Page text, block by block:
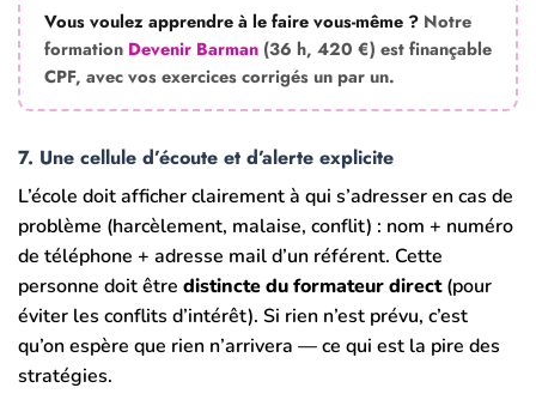
Vous voulez apprendre à le faire vous-même ? Notre
formation Devenir Barman (36 h, 420 €) est finançable
CPF, avec vos exercices corrigés un par un.
7. Une cellule d’écoute et d’alerte explicite
L’école doit afficher clairement à qui s’adresser en cas de
problème (harcèlement, malaise, conflit) : nom + numéro
de téléphone + adresse mail d’un référent. Cette
personne doit être distincte du formateur direct(pour
éviter les conflits d’intérêt). Si rien n’est prévu, c’est
qu’on espère que rien n’arrivera — ce qui est la pire des
stratégies.